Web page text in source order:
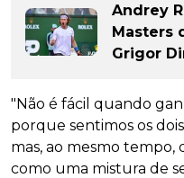
Andrey
Masters
Grigor
"Não é fácil quando
porque sentimos os
mas, ao mesmo tempo,
como uma mistura de